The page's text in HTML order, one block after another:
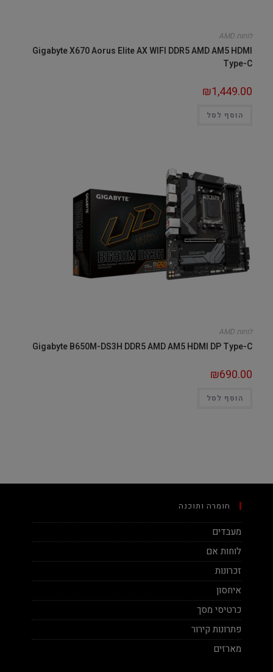
לוחות AMD
Gigabyte X670 Aorus Elite AX WIFI DDR5 AMD AM5 HDMI
Type-C
₪1,449.00
הוסף לסל
לוחות AMD
Gigabyte B650M-DS3H DDR5 AMD AM5 HDMI DP Type-C
₪690.00
הוסף לסל
חומרה ותוכנה
מעבדים
לוחות אם
זכרונות
איחסון
כרטיסי מסך
פתרונות קירור
מארזים